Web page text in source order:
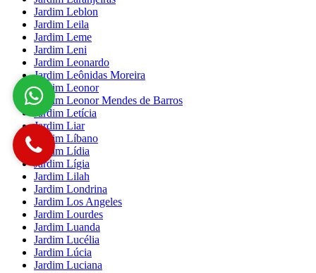
Jardim Leblon
Jardim Leila
Jardim Leme
Jardim Leni
Jardim Leonardo
Jardim Leônidas Moreira
Jardim Leonor
Jardim Leonor Mendes de Barros
Jardim Letícia
Jardim Liar
Jardim Líbano
Jardim Lídia
Jardim Lígia
Jardim Lilah
Jardim Londrina
Jardim Los Angeles
Jardim Lourdes
Jardim Luanda
Jardim Lucélia
Jardim Lúcia
Jardim Luciana